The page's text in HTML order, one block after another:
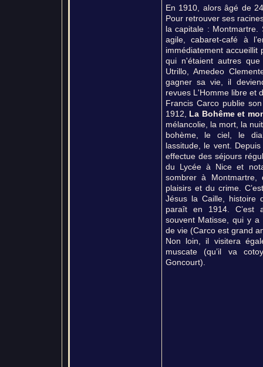
En 1910, alors âgé de
Pour retrouver ses
la capitale : Montmartre.
agile, cabaret-café à
immédiatement
qui n'étaient autres que
Utrillo, Amedeo
gagner sa vie, il
revues L'Homme libre et
Francis Carco publie
1912,
La Bohême et
mélancolie, la mort, la
bohème, le ciel, le
lassitude, le vent.
effectue des séjours
du Lycée à Nice et
sombrer à
plaisirs et du crime.
Jésus la Caille, histoire
paraît en 1914. C’est
souvent Matisse, qui y a
de vie (Carco est grand
Non loin, il visitera
muscate (qu’il va
Goncourt).